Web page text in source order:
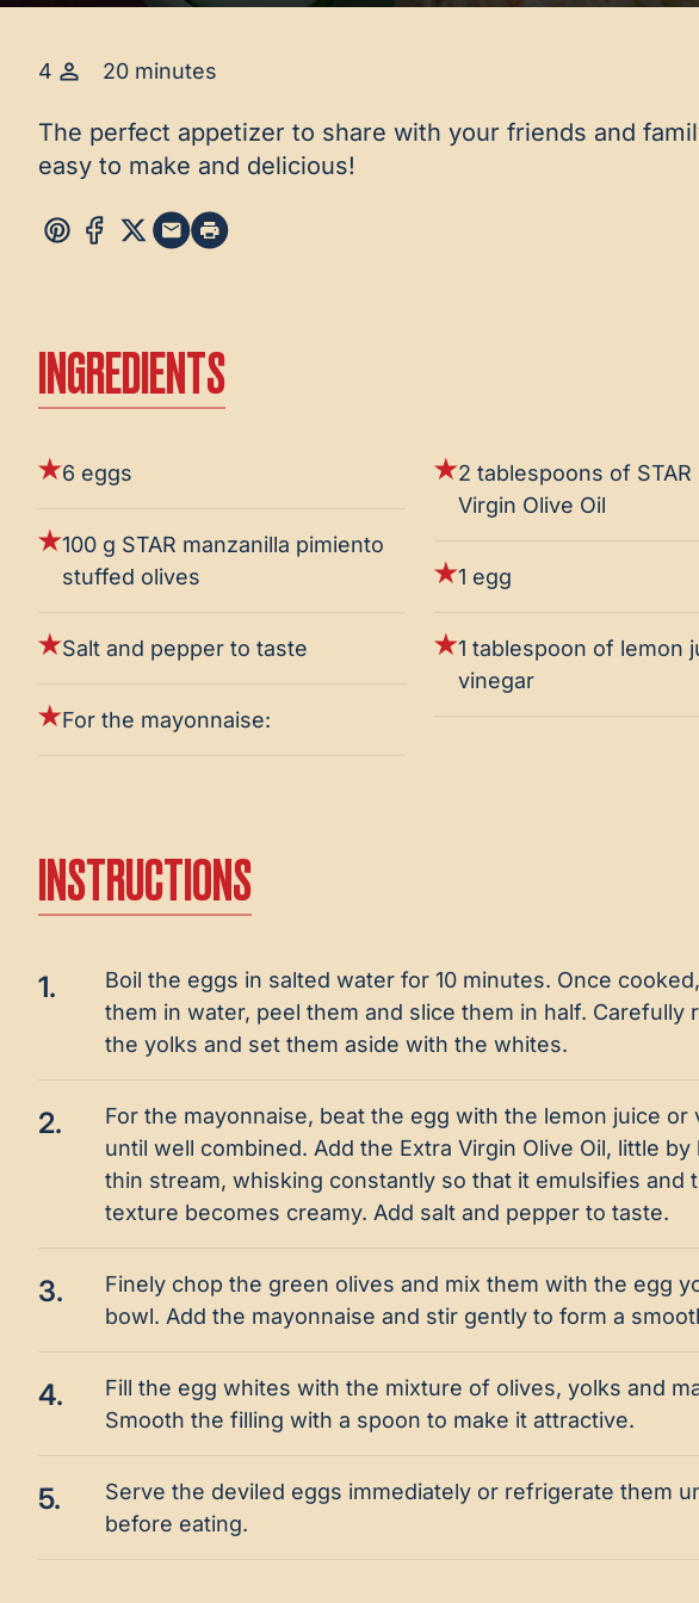
4 20 minutes
The perfect appetizer to share with your friends and
easy to make and delicious!
INGREDIENTS
6 eggs
100 g STAR manzanilla pimiento
stuffed olives
Salt and pepper to taste
For the mayonnaise:
2 tablespoons of STAR
Virgin Olive Oil
1 egg
1 tablespoon of lemon
vinegar
INSTRUCTIONS
1.
Boil the eggs in salted water for 10 minutes. Once
them in water, peel them and slice them in half. Carefully
the yolks and set them aside with the whites.
2.
For the mayonnaise, beat the egg with the lemon juice or
until well combined. Add the Extra Virgin Olive Oil, little by
thin stream, whisking constantly so that it emulsifies and
texture becomes creamy. Add salt and pepper to taste.
3.
Finely chop the green olives and mix them with the egg
bowl. Add the mayonnaise and stir gently to form a
4.
Fill the egg whites with the mixture of olives, yolks and
Smooth the filling with a spoon to make it attractive.
5.
Serve the deviled eggs immediately or refrigerate them
before eating.